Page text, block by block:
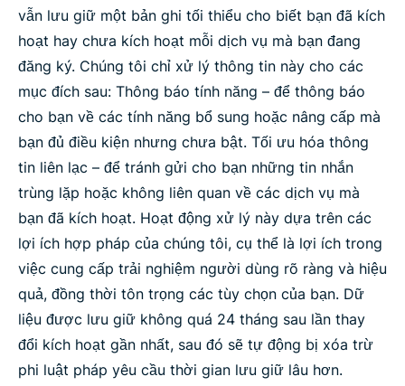
vẫn lưu giữ một bản ghi tối thiểu cho biết bạn đã kích
hoạt hay chưa kích hoạt mỗi dịch vụ mà bạn đang
đăng ký. Chúng tôi chỉ xử lý thông tin này cho các
mục đích sau: Thông báo tính năng – để thông báo
cho bạn về các tính năng bổ sung hoặc nâng cấp mà
bạn đủ điều kiện nhưng chưa bật. Tối ưu hóa thông
tin liên lạc – để tránh gửi cho bạn những tin nhắn
trùng lặp hoặc không liên quan về các dịch vụ mà
bạn đã kích hoạt. Hoạt động xử lý này dựa trên các
lợi ích hợp pháp của chúng tôi, cụ thể là lợi ích trong
việc cung cấp trải nghiệm người dùng rõ ràng và hiệu
quả, đồng thời tôn trọng các tùy chọn của bạn. Dữ
liệu được lưu giữ không quá 24 tháng sau lần thay
đổi kích hoạt gần nhất, sau đó sẽ tự động bị xóa trừ
phi luật pháp yêu cầu thời gian lưu giữ lâu hơn.